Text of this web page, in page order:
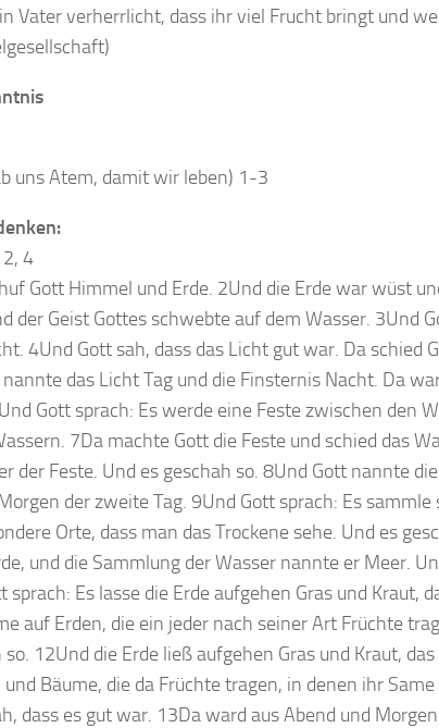
Vater verherrlicht, dass ihr viel Frucht bringt und
uns Atem, damit wir leben) 1-3
4
Gott Himmel und Erde. 2Und die Erde war wüst
der Geist Gottes schwebte auf dem Wasser. 3Und
4Und Gott sah, dass das Licht gut war. Da schied
das Licht Tag und die Finsternis Nacht. Da
Gott sprach: Es werde eine Feste zwischen den
7Da machte Gott die Feste und schied das
der Feste. Und es geschah so. 8Und Gott nannte
der zweite Tag. 9Und Gott sprach: Es
Orte, dass man das Trockene sehe. Und es
und die Sammlung der Wasser nannte er Meer.
sprach: Es lasse die Erde aufgehen Gras und Kraut,
auf Erden, die ein jeder nach seiner Art Früchte
so. 12Und die Erde ließ aufgehen Gras und Kraut,
Bäume, die da Früchte tragen, in denen ihr
dass es gut war. 13Da ward aus Abend und